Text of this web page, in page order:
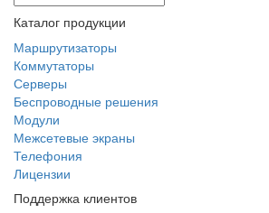
Каталог продукции
Маршрутизаторы
Коммутаторы
Серверы
Беспроводные решения
Модули
Межсетевые экраны
Телефония
Лицензии
Поддержка клиентов